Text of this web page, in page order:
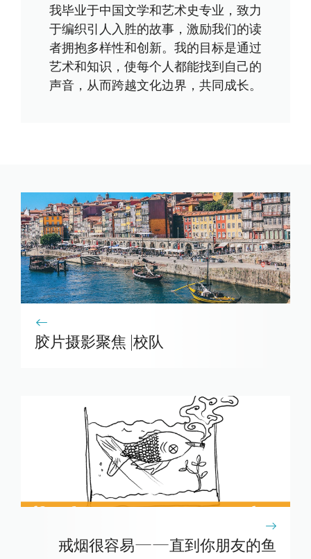
我毕业于中国文学和艺术史专业，致力
于编织引人入胜的故事，激励我们的读
者拥抱多样性和创新。我的目标是通过
艺术和知识，使每个人都能找到自己的
声音，从而跨越文化边界，共同成长。
胶片摄影聚焦 |校队
戒烟很容易——直到你朋友的鱼